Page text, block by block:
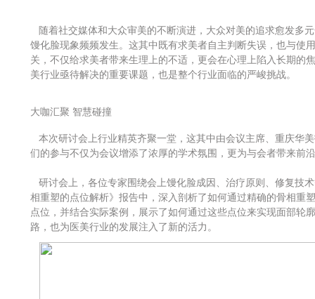
随着社交媒体和大众审美的不断演进，大众对美的追求愈发多
馒化脸现象频频发生。这其中既有求美者自主判断失误，也与使
关，不仅给求美者带来生理上的不适，更会在心理上陷入长期的
美行业亟待解决的重要课题，也是整个行业面临的严峻挑战。
大咖汇聚 智慧碰撞
本次研讨会上行业精英齐聚一堂，这其中由会议主席、重庆华
们的参与不仅为会议增添了浓厚的学术氛围，更为与会者带来前
研讨会上，各位专家围绕会上馒化脸成因、治疗原则、修复技
相重塑的点位解析》报告中，深入剖析了如何通过精确的骨相重
点位，并结合实际案例，展示了如何通过这些点位来实现面部
路，也为医美行业的发展注入了新的活力。